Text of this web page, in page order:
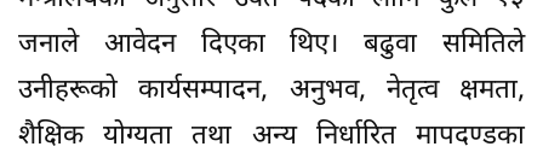
जनाले आवेदन दिएका थिए। बढुवा समितिले
उनीहरूको कार्यसम्पादन, अनुभव, नेतृत्व क्षमता,
शैक्षिक योग्यता तथा अन्य निर्धारित मापदण्डका